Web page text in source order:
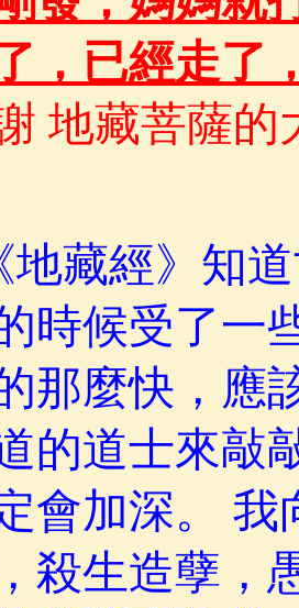
，已經走了
地藏菩薩
地藏經》知
時候受了一
那麼快，應
的道士來敲
會加深。 我
殺生造孽，